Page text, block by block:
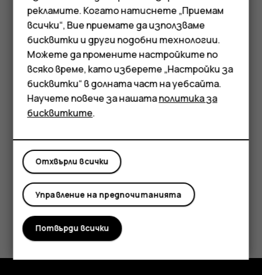
Смартфони
Мобилни телефони
Аксесоари
Таблети
надолу от горния край на екрана и докоснете
съобщението.
Отговаряне на съобщение
Докоснете Съобщения.
Докоснете съобщението, на което искате да
отговорите.
Напишете отговор в текстовото поле под
Полезен ли беше този отговор?
рекламите. Когато натиснете „Приемам
всички“, Вие приемате да използваме
бисквитки и други подобни технологии.
Можете да промените настройките по
всяко време, като изберете „Настройки за
бисквитки“ в долната част на уебсайта.
Научете повече за нашатаполитика за
бисквитките.
Отхвърли всички
Управление на предпочитанията
Потвърди всички